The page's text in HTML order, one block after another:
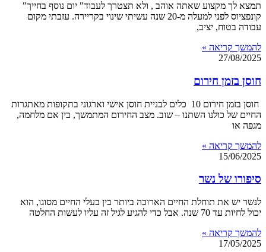
תמצא לך מקצוע שאתה אוהב , ולא תצטרך לעבוד" יום נוסף בחייך"
קונפציוס לפני למעלה מ-20 שנה עשיתי שינוי בקריירה. עזבתי מקום
עבודה בטוח, יציב,
להמשך קריאה »
27/08/2025
חוסן בזמן חירום
חוסן בזמן חירום 10 כלים לבניית חוסן אישי וארגוני בתקופות מאתגרות
החיים של כולנו השתנו – שוב. מצב החירום המתמשך, בין אם מלחמה,
מגפה או
להמשך קריאה »
15/06/2025
סיפורו של נשר
לנשר יש את תוחלת החיים הארוכה ביותר בין בעלי החיים מסוגו, הוא
יכול לחיות עד 70 שנה. אבל כדי להגיע לגיל זה עליו לעשות החלטה
להמשך קריאה »
17/05/2025